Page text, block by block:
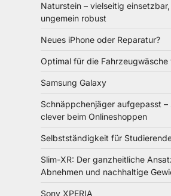
Naturstein – vielseitig
ungemein robust
Neues iPhone oder Reparatur?
Optimal für die Fahrzeugwäsche
Samsung Galaxy
Schnäppchenjäger aufgepasst
clever beim Onlineshoppen
Selbstständigkeit für
Slim-XR: Der ganzheitliche
Abnehmen und nachhaltige
Sony XPERIA